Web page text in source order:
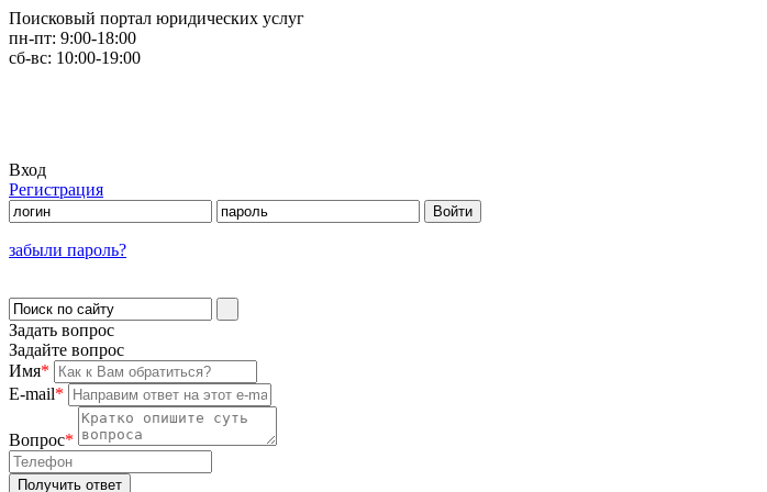
Поисковый портал юридических услуг
пн-пт: 9:00-18:00
сб-вс: 10:00-19:00
Вход
Регистрация
забыли пароль?
Задать вопрос
Задайте вопрос
Имя*
E-mail*
Вопрос*